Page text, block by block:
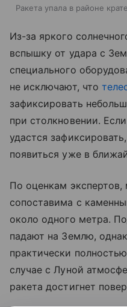
Ракета упала в районе
Из-за яркого
вспышку от удара с
специального
не исключают, что
зафиксировать
при столкновении.
удастся
появиться уже в
По оценкам экспертов,
сопоставима с
около одного метра.
падают на Землю,
практически
случае с Луной
ракета достигнет